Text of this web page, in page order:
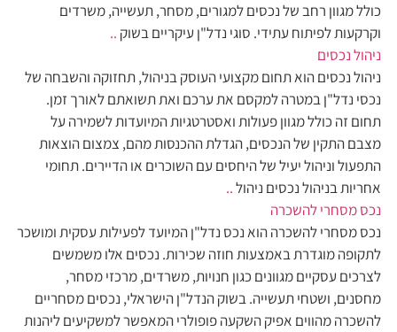
כולל מגוון רחב של נכסים למגורים, מסחר, תעשייה, משרדים
וקרקעות לפיתוח עתידי. סוגי נדל"ן עיקריים בשוק ..
ניהול נכסים
ניהול נכסים הוא תחום מקצועי העוסק בניהול, תחזוקה והשבחה של
נכסי נדל"ן במטרה למקסם את ערכם ואת תשואתם לאורך זמן.
תחום זה כולל מגוון פעולות ואסטרטגיות המיועדות לשמירה על
מצבם התקין של הנכסים, הגדלת ההכנסות מהם, צמצום הוצאות
התפעול וניהול יעיל של היחסים עם השוכרים או הדיירים. תחומי
אחריות בניהול נכסים ניהול..
נכס מסחרי להשכרה
נכס מסחרי להשכרה הוא נכס נדל"ן המיועד לפעילות עסקית ומושכר
לתקופה מוגדרת באמצעות חוזה שכירות. נכסים אלו משמשים
לצרכים עסקיים מגוונים כגון חנויות, משרדים, מרכזי מסחר,
מחסנים, ושטחי תעשייה. בשוק הנדל"ן הישראלי, נכסים מסחריים
להשכרה מהווים אפיק השקעה פופולרי המאפשר למשקיעים ליהנות